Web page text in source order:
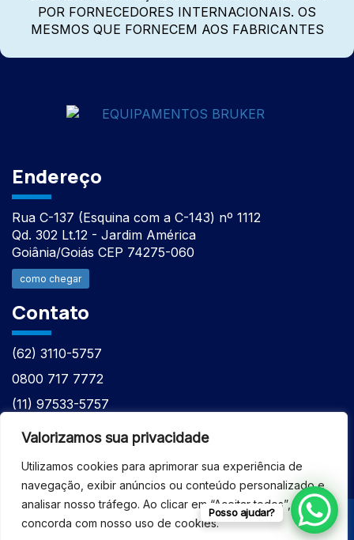
Valorizamos sua privacidade
Utilizamos cookies para aprimorar sua experiência de
navegação, exibir anúncios ou conteúdo personalizado e
analisar nosso tráfego. Ao clicar em “Aceitar todos”, você
concorda com nosso uso de cookies.
POR FORNECEDORES INTERNACIONAIS. OS
MESMOS QUE FORNECEM AOS FABRICANTES
Endereço
Rua C-137 (Esquina com a C-143) nº 1112
Qd. 302 Lt.12 - Jardim América
Goiânia/Goiás CEP 74275-060
como chegar
Contato
(62) 3110-5757
0800 717 7772
(11) 97533-5757
(62) 98610-7777
© 2026 - ASSISTÊNCIA TÉCNICA ESPECIALIZADA
Posso ajudar?